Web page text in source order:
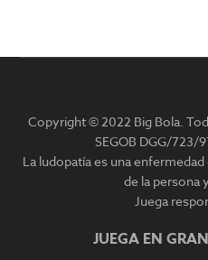
que
no
a
Copa
Copyright © 2022 Big Bola.
SEGOB DGG/723/
La ludopatía es una
de la persona
Juega
JUEGA EN